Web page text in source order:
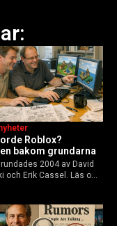
Roblox?
bakom grundarna
2004 av David
och Erik Cassel. Läs om
2025, och vad som
2026.